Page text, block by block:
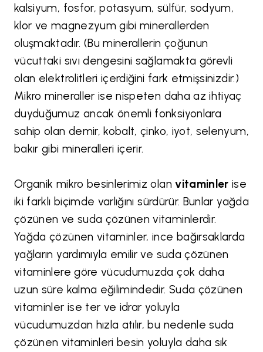
kalsiyum, fosfor, potasyum, sülfür, sodyum,
klor ve magnezyum gibi minerallerden
oluşmaktadır. (Bu minerallerin çoğunun
vücuttaki sıvı dengesini sağlamakta görevli
olan elektrolitleri içerdiğini fark etmişsinizdir.)
Mikro mineraller ise nispeten daha az ihtiyaç
duyduğumuz ancak önemli fonksiyonlara
sahip olan demir, kobalt, çinko, iyot, selenyum,
bakır gibi mineralleri içerir.
Organik mikro besinlerimiz olanvitaminler ise
iki farklı biçimde varlığını sürdürür. Bunlar yağda
çözünen ve suda çözünen vitaminlerdir.
Yağda çözünen vitaminler, ince bağırsaklarda
yağların yardımıyla emilir ve suda çözünen
vitaminlere göre vücudumuzda çok daha
uzun süre kalma eğilimindedir. Suda çözünen
vitaminler ise ter ve idrar yoluyla
vücudumuzdan hızla atılır, bu nedenle suda
çözünen vitaminleri besin yoluyla daha sık